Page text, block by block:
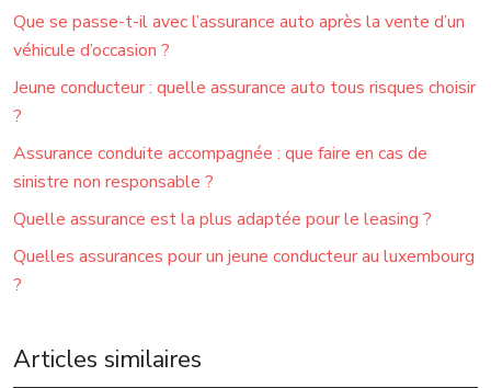
Que se passe-t-il avec l’assurance auto après la vente d’un
véhicule d’occasion ?
Jeune conducteur : quelle assurance auto tous risques choisir
?
Assurance conduite accompagnée : que faire en cas de
sinistre non responsable ?
Quelle assurance est la plus adaptée pour le leasing ?
Quelles assurances pour un jeune conducteur au luxembourg
?
Articles similaires